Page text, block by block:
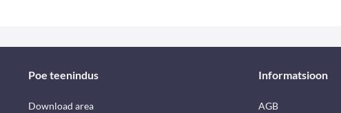
Poe teenindus
Download area
Informatsioon
AGB